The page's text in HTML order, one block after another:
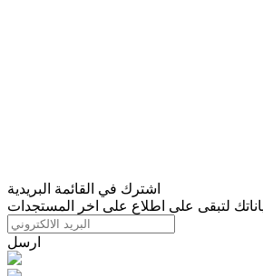
اشترك في القائمة البريدية
لتبقى على اطلاع على اخر المستجدات
ارسل